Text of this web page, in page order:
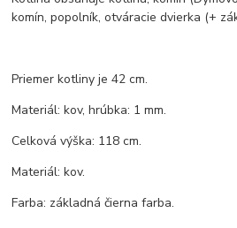
komín, popolník, otváracie dvierka (+
Priemer kotliny je 42 cm.
Materiál: kov, hrúbka: 1 mm.
Celková výška: 118 cm.
Materiál: kov.
Farba: základná čierna farba.